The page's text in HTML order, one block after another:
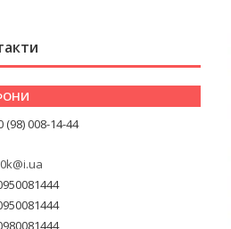
(98) 008-14-44